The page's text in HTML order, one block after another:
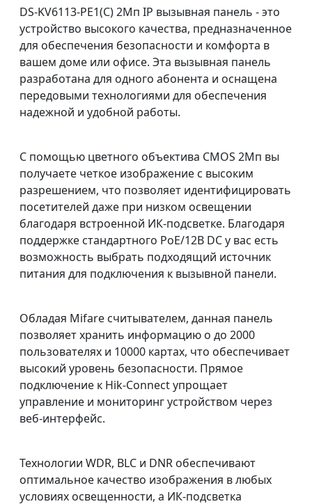
DS-KV6113-PE1(C) 2Мп IP вызывная панель - это
устройство высокого качества, предназначенное
для обеспечения безопасности и комфорта в
вашем доме или офисе. Эта вызывная панель
разработана для одного абонента и оснащена
передовыми технологиями для обеспечения
надежной и удобной работы.
С помощью цветного объектива CMOS 2Мп вы
получаете четкое изображение с высоким
разрешением, что позволяет идентифицировать
посетителей даже при низком освещении
благодаря встроенной ИК-подсветке. Благодаря
поддержке стандартного PoE/12В DC у вас есть
возможность выбрать подходящий источник
питания для подключения к вызывной панели.
Обладая Mifare считывателем, данная панель
позволяет хранить информацию о до 2000
пользователях и 10000 картах, что обеспечивает
высокий уровень безопасности. Прямое
подключение к Hik-Connect упрощает
управление и мониторинг устройством через
веб-интерфейс.
Технологии WDR, BLC и DNR обеспечивают
оптимальное качество изображения в любых
условиях освещенности, а ИК-подсветка